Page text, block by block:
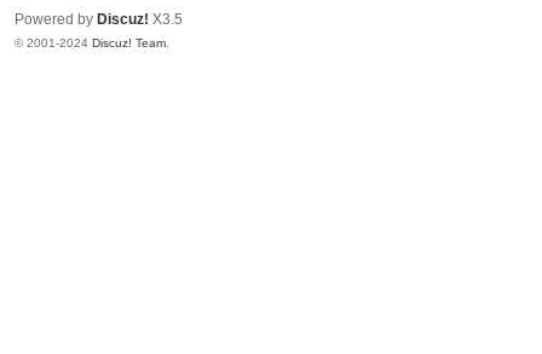
宾
伴
Powered by Discuz! X3.5
© 2001-2024 Discuz! Team